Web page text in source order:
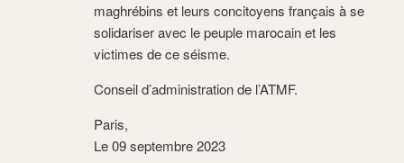
maghrébins et leurs concitoyens français à se
solidariser avec le peuple marocain et les
victimes de ce séisme.
Conseil d’administration de l’ATMF.
Paris,
Le 09 septembre 2023